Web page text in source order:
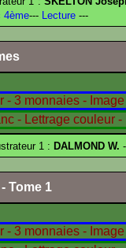
4ème--- Lecture ---
1 : DALMOND W.
Tome 1